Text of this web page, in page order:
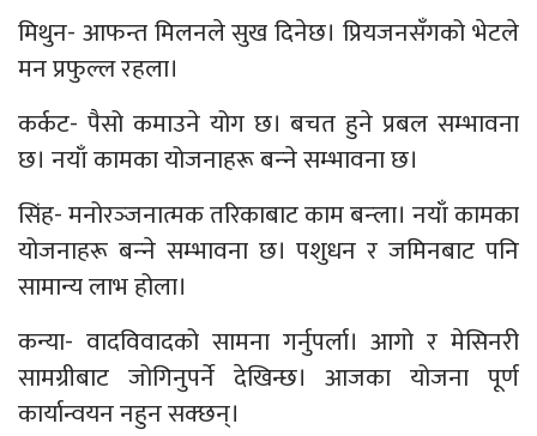
मिथुन- आफन्त मिलनले सुख दिनेछ। प्रियजनसँगको भेटले
मन प्रफुल्ल रहला।
कर्कट- पैसो कमाउने योग छ। बचत हुने प्रबल सम्भावना
छ। नयाँ कामका योजनाहरू बन्‍ने सम्भावना छ।
सिंह- मनोरञ्‍जनात्मक तरिकाबाट काम बन्ला। नयाँ कामका
योजनाहरू बन्‍ने सम्भावना छ। पशुधन र जमिनबाट पनि
सामान्य लाभ होला।
कन्या- वादविवादको सामना गर्नुपर्ला। आगो र मेसिनरी
सामग्रीबाट जोगिनुपर्ने देखिन्छ। आजका योजना पूर्ण
कार्यान्वयन नहुन सक्छन्।